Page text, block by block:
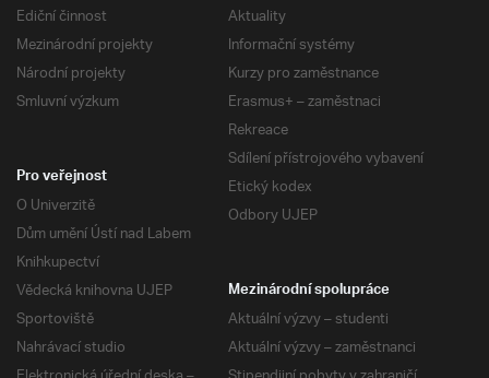
Ediční činnost
Mezinárodní projekty
Národní projekty
Smluvní výzkum
Aktuality
Informační systémy
Kurzy pro zaměstnance
Erasmus+ – zaměstnaci
Rekreace
Sdílení přístrojového vybavení
Etický kodex
Odbory UJEP
Pro veřejnost
O Univerzitě
Dům umění Ústí nad Labem
Knihkupectví
Vědecká knihovna UJEP
Sportoviště
Nahrávací studio
Mezinárodní spolupráce
Aktuální výzvy – studenti
Aktuální výzvy – zaměstnanci